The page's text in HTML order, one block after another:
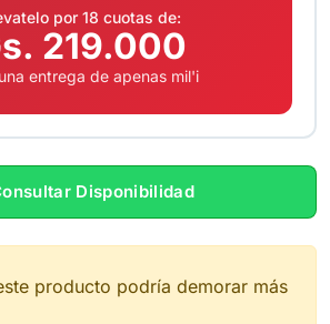
por 18 cuotas de:
219.000
entrega de apenas mil'i
Disponibilidad
producto podría demorar más